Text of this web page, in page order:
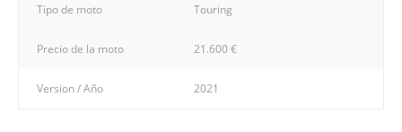
Tipo de moto Touring
Precio de la moto 21.600 €
Version / Año 2021